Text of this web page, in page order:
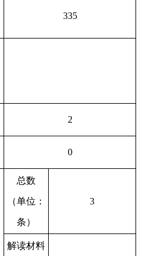
335
2
0
总数
（单位：
条）
3
解读材料